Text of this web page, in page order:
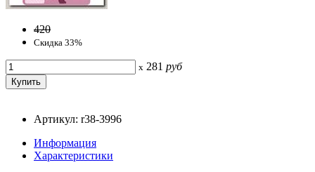
420
Скидка 33%
x 281 руб
Артикул: r38-3996
Информация
Характеристики